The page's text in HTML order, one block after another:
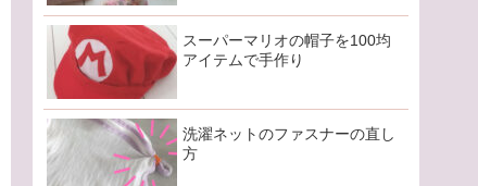
スーパーマリオの帽子を100均
アイテムで手作り
洗濯ネットのファスナーの直し
方